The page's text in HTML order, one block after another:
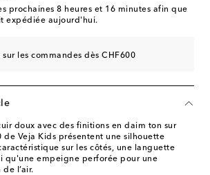
prochaines 8 heures et 16 minutes afin que
expédiée aujourd'hui.
les commandes dès CHF600
doux avec des finitions en daim ton sur
de Veja Kids présentent une silhouette
sur les côtés, une languette
qu'une empeigne perforée pour une
l’air.